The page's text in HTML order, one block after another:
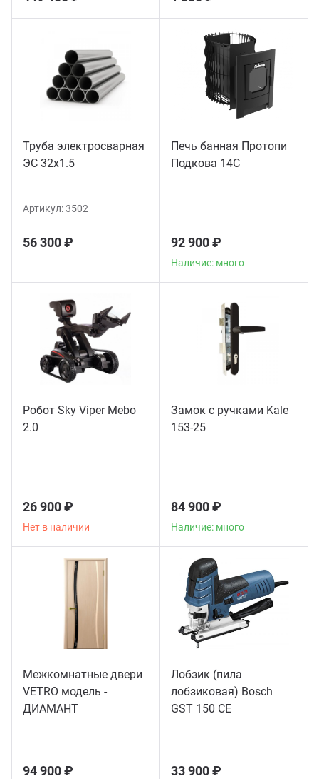
Труба электросварная
ЭС 32x1.5
Артикул:3502
56 300 ₽
Печь банная Протопи
Подкова 14С
92 900 ₽
Наличие: много
Робот Sky Viper Mebo
2.0
26 900 ₽
Нет в наличии
Замок с ручками Kale
153-25
84 900 ₽
Наличие: много
Межкомнатные двери
VETRO модель -
ДИАМАНТ
94 900 ₽
Лобзик (пила
лобзиковая) Bosch
GST 150 CE
33 900 ₽